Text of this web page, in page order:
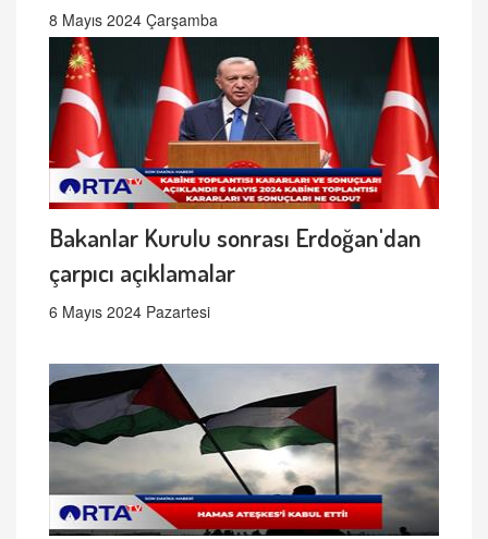
8 Mayıs 2024 Çarşamba
Bakanlar Kurulu sonrası Erdoğan'dan
çarpıcı açıklamalar
6 Mayıs 2024 Pazartesi